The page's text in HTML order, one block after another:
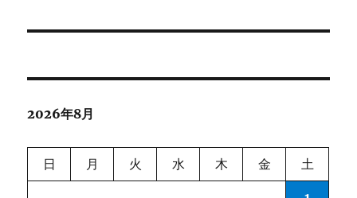
ゲ
ー
シ
ョ
2026年8月
日 月 火 水 木 金 土